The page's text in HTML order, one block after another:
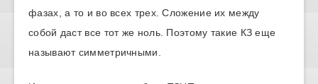
фазах, а то и во всех трех. Сложение их между
собой даст все тот же ноль. Поэтому такие КЗ еще
называют симметричными.